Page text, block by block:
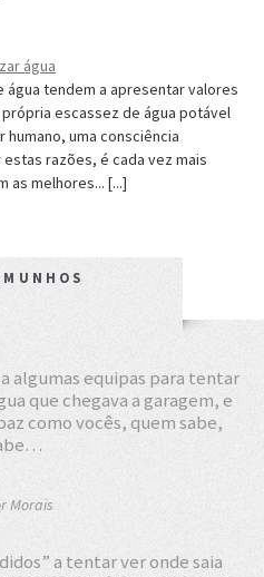
água
água tendem a apresentar valores
escassez de água potável
humano, uma consciência
razões, é cada vez mais
as melhores... [...]
algumas equipas para tentar
que chegava a garagem, e
como vocês, quem sabe,
Morais
a tentar ver onde saia